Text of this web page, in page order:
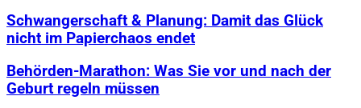
Schwangerschaft & Planung: Damit das Glück
nicht im Papierchaos endet
Behörden-Marathon: Was Sie vor und nach der
Geburt regeln müssen